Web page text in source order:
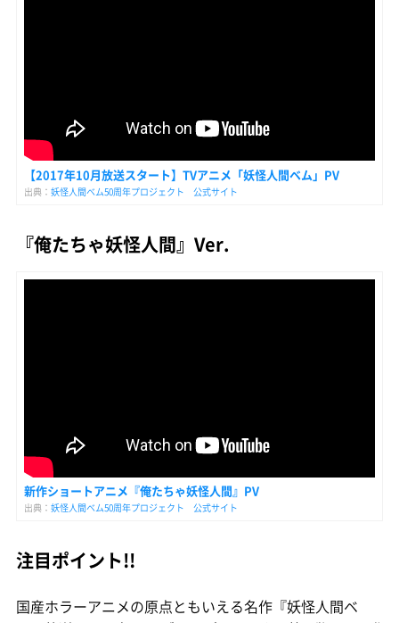
【2017年10月放送スタート】TVアニメ「妖怪人間ベム」PV
出典： 妖怪人間ベム50周年プロジェクト 公式サイト
『俺たちゃ妖怪人間』Ver.
新作ショートアニメ『俺たちゃ妖怪人間』PV
出典： 妖怪人間ベム50周年プロジェクト 公式サイト
注目ポイント!!
国産ホラーアニメの原点ともいえる名作『妖怪人間ベ